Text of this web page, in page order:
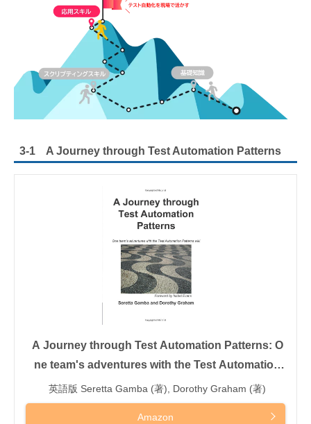
3-1 A Journey through Test Automation Patterns
A Journey through Test Automation Patterns: O
ne team's adventures with the Test Automation
Patterns wiki
英語版 Seretta Gamba (著), Dorothy Graham (著)
Amazon